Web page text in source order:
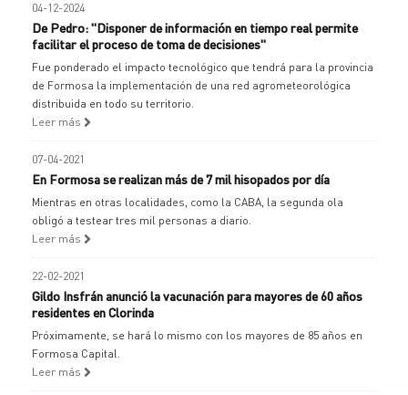
04-12-2024
De Pedro: "Disponer de información en tiempo real permite
facilitar el proceso de toma de decisiones"
Fue ponderado el impacto tecnológico que tendrá para la provincia
de Formosa la implementación de una red agrometeorológica
distribuida en todo su territorio.
Leer más
07-04-2021
En Formosa se realizan más de 7 mil hisopados por día
Mientras en otras localidades, como la CABA, la segunda ola
obligó a testear tres mil personas a diario.
Leer más
22-02-2021
Gildo Insfrán anunció la vacunación para mayores de 60 años
residentes en Clorinda
Próximamente, se hará lo mismo con los mayores de 85 años en
Formosa Capital.
Leer más